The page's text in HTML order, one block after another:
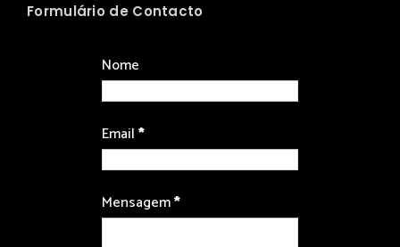
Formulário de Contacto
Nome
Email*
Mensagem*